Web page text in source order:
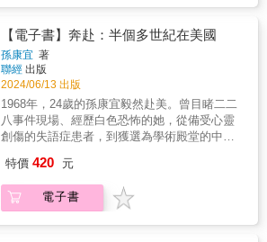
廚藝勇闖天涯，征服世界的胃；曾荒廢課業的
他，在國三技藝班首嘗學習的意義與熱情，如
今成為致力翻轉技職教育的師鐸獎得主。這是
職人們以技藝開創人生的故事，他們也都曾是
在技能界最高殿堂奪牌的台灣之光。台灣好手
2022年在有「技職奧運」之稱的國際技能競賽
創下全球第三的紀錄，2023年再奪亞洲技能競
賽總冠軍，展現出台灣傲人的技職實力。本書
兼顧歷史縱深與廣度，囊括多樣化職類，報導
汗水、淚水與超人的意志力，以及他們用專業
和熱血走出的職人之路！
【電子書】奔赴：半個多世紀在美國
孫康宜 著
聯經 出版
2024/06/13 出版
1968年，24歲的孫康宜毅然赴美。曾目睹二二
八事件現場、經歷白色恐怖的她，從備受心靈
創傷的失語症患者，到獲選為學術殿堂的中研
總有遭逢困厄的時候，孫康宜仍勇敢前行，
「即使當前看不見將來的前景，但因為所到之
處皆可取，讓我們更加相信我們心中的願望也
特價 420 元
電子書